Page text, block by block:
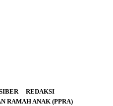
REDAKSI
RAMAH ANAK (PPRA)